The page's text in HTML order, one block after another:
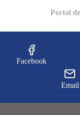
Portal
Facebook
Email